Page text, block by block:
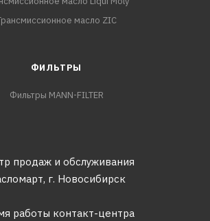
масло ZIC
ФИЛЬТРЫ
Фильтры MANN-FILTER
продаж и обслуживания
г. Новосибирск
работы контакт-центра